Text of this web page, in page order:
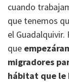
cuando
que tenemos
el
que
migradores
hábitat que le